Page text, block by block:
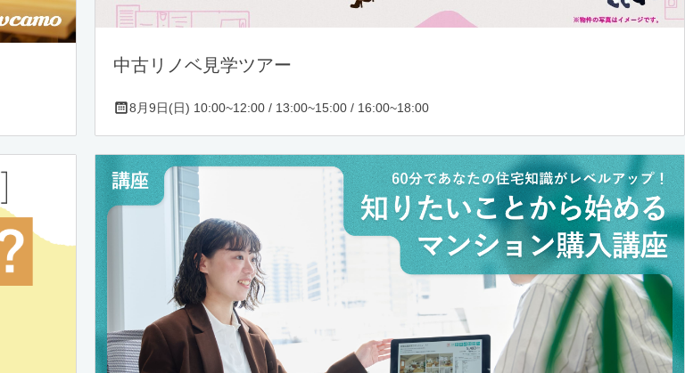
中古リノベ見学ツアー
8月9日(日) 10:00~12:00 / 13:00~15:00 / 16:00~18:00